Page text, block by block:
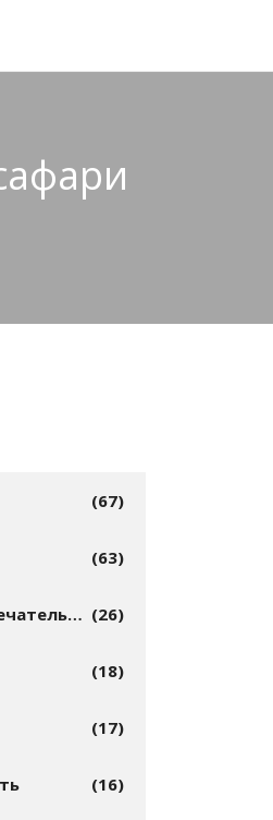
(67)
(63)
Экскурсии и достопримечательности (26)
(18)
(17)
(16)